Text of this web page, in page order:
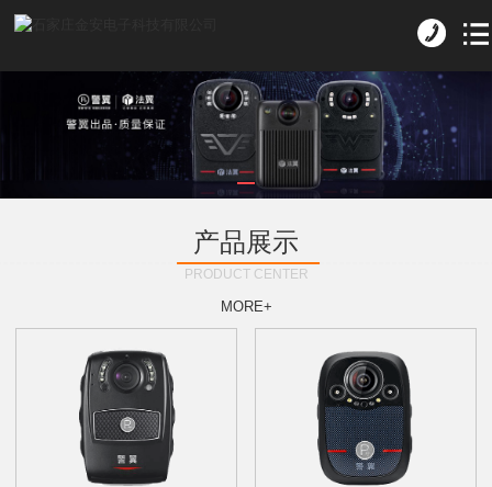
产品展示
PRODUCT CENTER
MORE+